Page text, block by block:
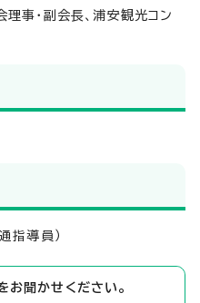
事・副会長、浦安観光コン
指導員）
お聞かせください。